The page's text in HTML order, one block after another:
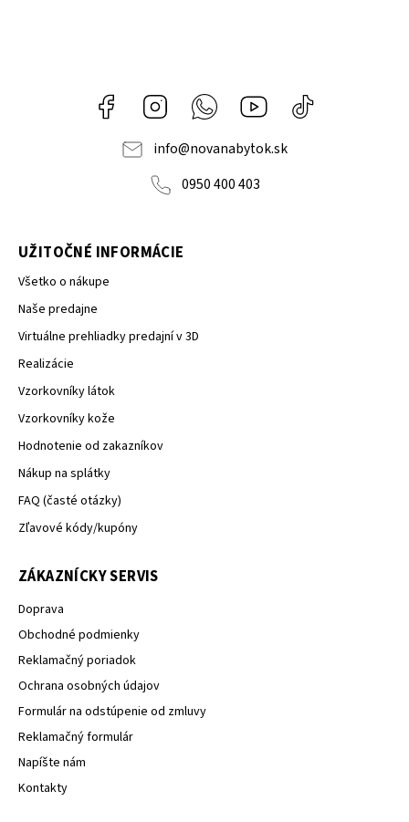
Facebook Instagram Whatsapp Youtube
nábytok
info@novanabytok.sk
0950 400 403
UŽITOČNÉ INFORMÁCIE
Všetko o nákupe
Naše predajne
Virtuálne prehliadky predajní v 3D
Realizácie
Vzorkovníky látok
Vzorkovníky kože
Hodnotenie od zakazníkov
Nákup na splátky
FAQ (časté otázky)
Zľavové kódy/kupóny
ZÁKAZNÍCKY SERVIS
Doprava
Obchodné podmienky
Reklamačný poriadok
Ochrana osobných údajov
Formulár na odstúpenie od zmluvy
Reklamačný formulár
Napíšte nám
Kontakty